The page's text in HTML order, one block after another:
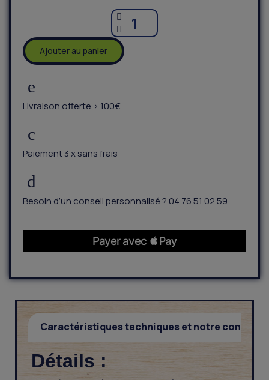
Ajouter au panier
Livraison offerte > 100€
Paiement 3 x sans frais
Besoin d’un conseil personnalisé ? 04 76 51 02 59
Caractéristiques techniques et notre conseil
Détails :